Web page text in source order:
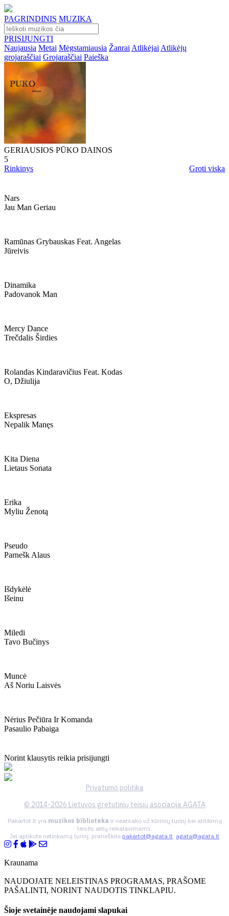
PAGRINDINIS MUZIKA
PRISIJUNGTI
Naujausia Metai Mėgstamiausia Žanrai Atlikėjai Atlikėjų
grojaraščiai Grojaraščiai Paieška
GERIAUSIOS PŪKO DAINOS
5
Rinkinys
Groti viską
Nars
Jau Man Geriau
Ramūnas Grybauskas Feat. Angelas
Jūreivis
Dinamika
Padovanok Man
Mercy Dance
Trečdalis Širdies
Rolandas Kindaravičius Feat. Kodas
O, Džiulija
Ekspresas
Nepalik Manęs
Kita Diena
Lietaus Sonata
Erika
Myliu Ženotą
Pseudo
Parnešk Alaus
Išdykėlė
Išeinu
Miledi
Tavo Bučinys
Muncė
Aš Noriu Laisvės
Nėrius Pečiūra Ir Komanda
Pasaulio Pabaiga
Norint klausytis reikia prisijungti
Privatumo politika
© 2014-2026 Lietuvos gretutinių teisių asociacija AGATA
Pakartot.lt yra muzikos biblioteka ir neatsako už kūrinių turinį bei atitikimą
teisės aktų reikalavimams.
Jei aptikote netinkamą turinį, praneškite pakartot@agata.lt, agata@agata.lt
Kraunama
NAUDOJATE NELEISTINAS PROGRAMAS, PRAŠOME
PAŠALINTI, NORINT NAUDOTIS TINKLAPIU.
Šioje svetainėje naudojami slapukai